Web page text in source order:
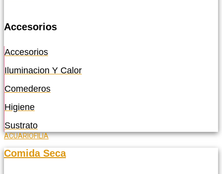
Accesorios
Accesorios
Iluminacion Y Calor
Comederos
Higiene
Sustrato
ACUARIOFILIA
Comida Seca